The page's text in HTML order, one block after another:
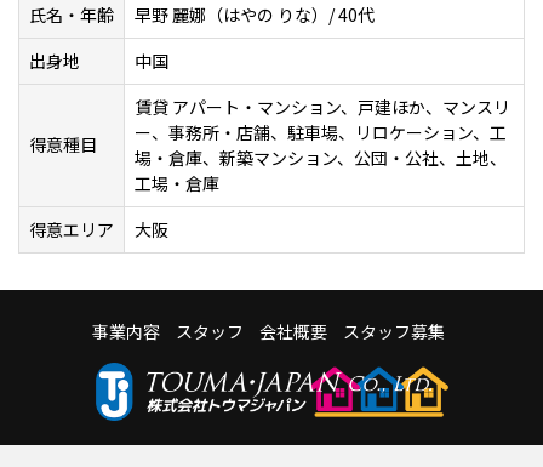
氏名・年齢
早野 麗娜（はやの りな）/ 40代
出身地
中国
得意種目
賃貸 アパート・マンション、戸建ほか、マンスリ
ー、事務所・店舗、駐車場、リロケーション、工
場・倉庫、新築マンション、公団・公社、土地、
工場・倉庫
得意エリア
大阪
事業内容 スタッフ 会社概要 スタッフ募集